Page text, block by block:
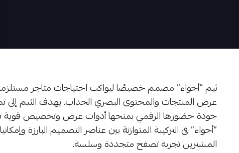
ثيم “أجواء” مصمم خصيصًا ليواكب احتياجات متاجر
عرض المنتجات والمحتوى البصري الجذاب. يهدف الثيم إلى
جودة حضورها الرقمي بمنحها أدوات عرض وتخصيص قوية
“أجواء” في التركيبة المتوازنة بين عناصر التصميم البارزة
المشترين تجربة تصفح متجددة وسلسة.